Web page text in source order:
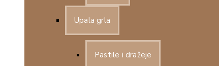
Upala grla
Pastile i dražeje